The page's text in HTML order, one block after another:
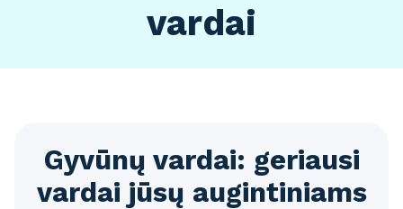
vardai
Gyvūnų vardai: geriausi
vardai jūsų augintiniams